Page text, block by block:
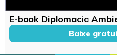
E-book Diplomacia
Baixe